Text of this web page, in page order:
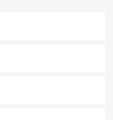
風情を楽しめる外せないスポット